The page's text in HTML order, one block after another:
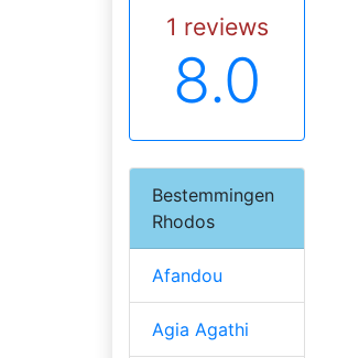
1 reviews
8.0
Bestemmingen
Rhodos
Afandou
Agia Agathi